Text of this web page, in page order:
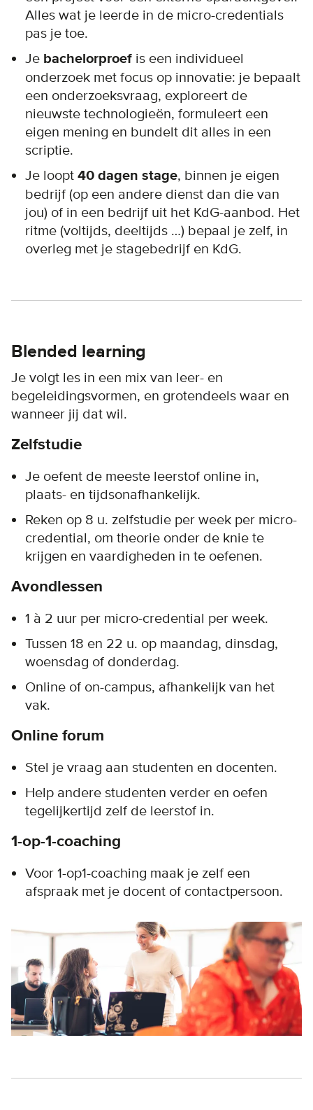
Alles wat je leerde in de micro-credentials
pas je toe.
Je bachelorproef is een individueel
onderzoek met focus op innovatie: je bepaalt
een onderzoeksvraag, exploreert de
nieuwste technologieën, formuleert een
eigen mening en bundelt dit alles in een
scriptie.
Je loopt 40 dagen stage, binnen je eigen
bedrijf (op een andere dienst dan die van
jou) of in een bedrijf uit het KdG-aanbod. Het
ritme (voltijds, deeltijds …) bepaal je zelf, in
overleg met je stagebedrijf en KdG.
Blended learning
Je volgt les in een mix van leer- en
begeleidingsvormen, en grotendeels waar en
wanneer jij dat wil.
Zelfstudie
Je oefent de meeste leerstof online in,
plaats- en tijdsonafhankelijk.
Reken op 8 u. zelfstudie per week per micro-
credential, om theorie onder de knie te
krijgen en vaardigheden in te oefenen.
Avondlessen
1 à 2 uur per micro-credential per week.
Tussen 18 en 22 u. op maandag, dinsdag,
woensdag of donderdag.
Online of on-campus, afhankelijk van het
vak.
Online forum
Stel je vraag aan studenten en docenten.
Help andere studenten verder en oefen
tegelijkertijd zelf de leerstof in.
1-op-1-coaching
Voor 1-op1-coaching maak je zelf een
afspraak met je docent of contactpersoon.